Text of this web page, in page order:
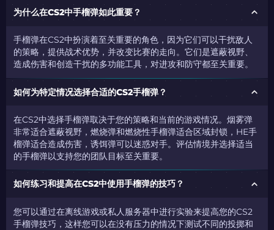
为什么在CS2中手榴弹如此重要？
手榴弹在CS2中扮演着至关重要的角色，因为它们可以干扰敌人
的策略，提供战术优势，并改变比赛的走向。它们是遮蔽视野、
造成伤害和创造干扰的多功能工具，对进攻和防守都至关重要。
如何为特定情况选择合适的CS2手榴弹？
在CS2中选择手榴弹取决于您的策略和当前的游戏情况。烟雾弹
非常适合遮蔽视野，燃烧弹和燃烧性手榴弹适合区域封锁，HE手
榴弹适合造成伤害，诱饵弹可以迷惑对手。评估情境并选择适当
的手榴弹以支持您的团队目标至关重要。
如何练习和提高在CS2中使用手榴弹的技巧？
您可以通过在离线游戏或私人服务器中进行实验来提高您的CS2
手榴弹技巧，这样您可以在没有压力的情况下测试不同的投掷和